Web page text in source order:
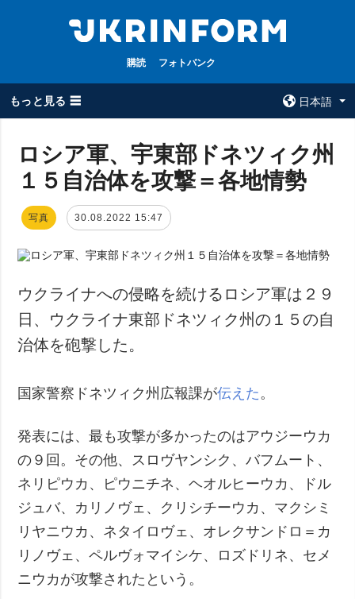
購読 フォトバンク
もっと見る ☰
日本語
全てのトピック
被占領地
政治
防衛
社会・文化
スポーツ
事故・緊急事態
ウクルインフォ
ルム
コンタクト
追加
特集
インタビュー
写真
動画
サービス
購読
フォトバンク
ロシア軍、宇東部ドネツィク州
１５自治体を攻撃＝各地情勢
写真 30.08.2022 15:47
ウクライナへの侵略を続けるロシア軍は２９
日、ウクライナ東部ドネツィク州の１５の自
治体を砲撃した。
国家警察ドネツィク州広報課が伝えた 。
発表には、最も攻撃が多かったのはアウジーウカ
の９回。その他、スロヴヤンシク、バフムート、
ネリピウカ、ピウニチネ、ヘオルヒーウカ、ドル
ジュバ、カリノヴェ、クリシチーウカ、マクシミ
リヤニウカ、ネタイロヴェ、オレクサンドロ＝カ
リノヴェ、ペルヴォマイシケ、ロズドリネ、セメ
ニウカが攻撃されたという。